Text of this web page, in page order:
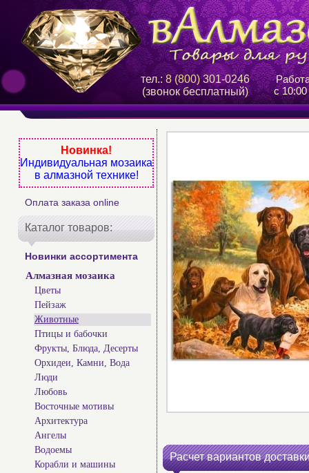
тел.:8 (800)301-0246
(звонок бесплатный)
с
Новинка!
Индивидуальная мозаика
в алмазной технике!
Оплата заказа online
Каталог товаров:
Новинки ассортимента
Алмазная мозаика
Цветы
Пейзаж
Животные
Птицы и бабочки
Фрукты, Блюда, Десерты
Орхидеи, Камни, Вода
Люди
Любовь
Восточные мотивы
Архитектура
Ангелы
Водоемы
Корабли и машины
Расчет вариантов